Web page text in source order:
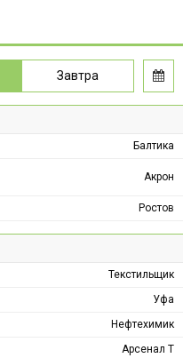
Завтра
Балтика
Акрон
Ростов
Текстильщик
Уфа
Нефтехимик
Арсенал Т